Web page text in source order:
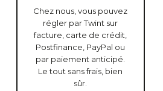
Chez nous, vous pouvez
régler par Twint sur
facture, carte de crédit,
Postfinance, PayPal ou
par paiement anticipé.
Le tout sans frais, bien
sûr.